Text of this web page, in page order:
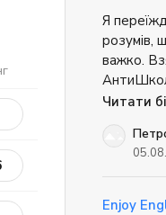
за
Я
розумів,
важко.
життєві
супер
Читати
Enjoy